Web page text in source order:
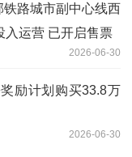
路城市副中心线西
入运营 已开启售票
2026-06-30
励计划购买33.8万
2026-06-30